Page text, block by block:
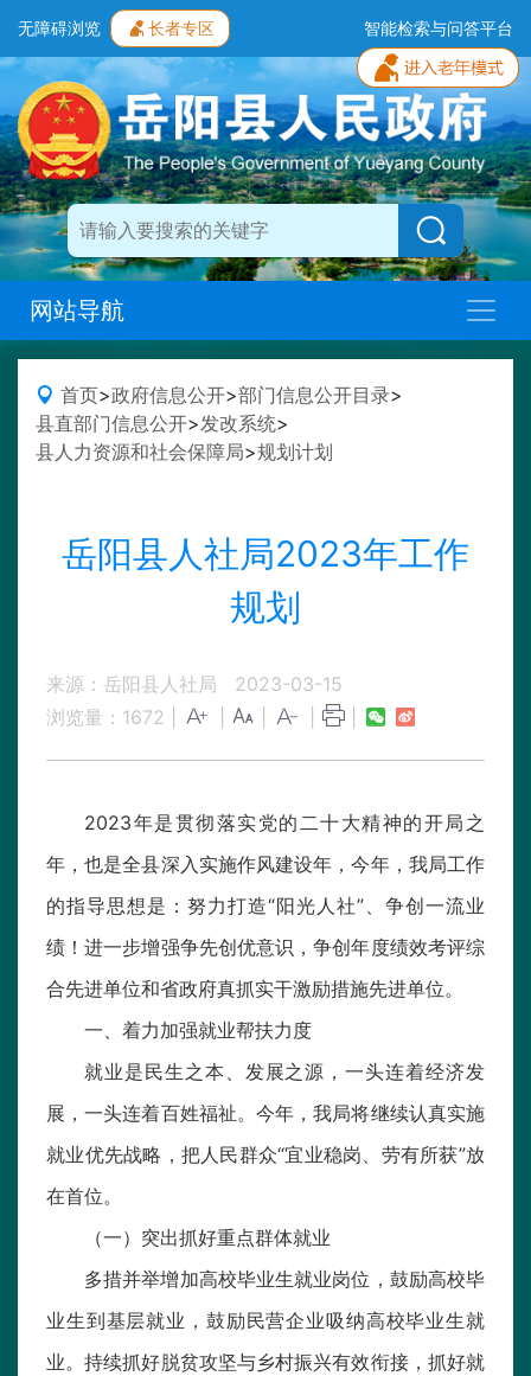
无障碍浏览 长者专区 智能检索与问答平台
网站导航
首页>政府信息公开>部门信息公开目录>
县直部门信息公开>发改系统>
县人力资源和社会保障局>规划计划
岳阳县人社局2023年工作
规划
来源：岳阳县人社局
2023-03-15
浏览量： 1672
2023年是贯彻落实党的二十大精神的开局之
年，也是全县深入实施作风建设年，今年，我局工作
的指导思想是：努力打造“阳光人社”、争创一流业
绩！进一步增强争先创优意识，争创年度绩效考评综
合先进单位和省政府真抓实干激励措施先进单位。
一、着力加强就业帮扶力度
就业是民生之本、发展之源，一头连着经济发
展，一头连着百姓福祉。今年，我局将继续认真实施
就业优先战略，把人民群众“宜业稳岗、劳有所获”放
在首位。
（一）突出抓好重点群体就业
多措并举增加高校毕业生就业岗位，鼓励高校毕
业生到基层就业，鼓励民营企业吸纳高校毕业生就
业。持续抓好脱贫攻坚与乡村振兴有效衔接，抓好就